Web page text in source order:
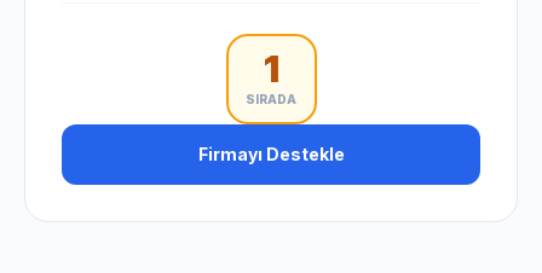
1
SIRADA
Firmayı Destekle